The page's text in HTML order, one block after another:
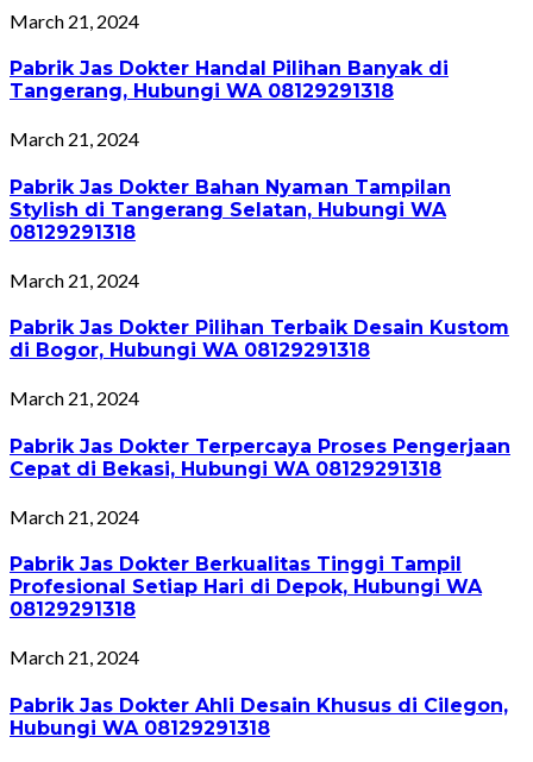
March 21, 2024
Pabrik Jas Dokter Handal Pilihan Banyak di
Tangerang, Hubungi WA 08129291318
March 21, 2024
Pabrik Jas Dokter Bahan Nyaman Tampilan
Stylish di Tangerang Selatan, Hubungi WA
08129291318
March 21, 2024
Pabrik Jas Dokter Pilihan Terbaik Desain Kustom
di Bogor, Hubungi WA 08129291318
March 21, 2024
Pabrik Jas Dokter Terpercaya Proses Pengerjaan
Cepat di Bekasi, Hubungi WA 08129291318
March 21, 2024
Pabrik Jas Dokter Berkualitas Tinggi Tampil
Profesional Setiap Hari di Depok, Hubungi WA
08129291318
March 21, 2024
Pabrik Jas Dokter Ahli Desain Khusus di Cilegon,
Hubungi WA 08129291318